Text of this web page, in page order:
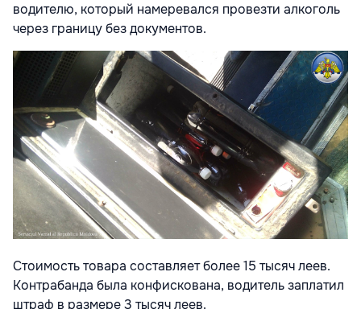
водителю, который намеревался провезти алкоголь
через границу без документов.
Стоимость товара составляет более 15 тысяч леев.
Контрабанда была конфискована, водитель заплатил
штраф в размере 3 тысяч леев.